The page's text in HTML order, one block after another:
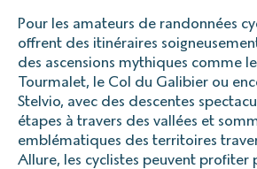
Pour les amateurs de randonnées
offrent des itinéraires
des ascensions mythiques comme
Tourmalet, le Col du Galibier ou
Stelvio, avec des descentes
étapes à travers des vallées et
emblématiques des territoires
Allure, les cyclistes peuvent profiter